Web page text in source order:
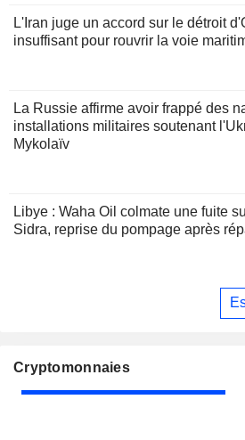
L'Iran juge un accord sur le détroit
insuffisant pour rouvrir la voie
La Russie affirme avoir frappé des
installations militaires soutenant
Mykolaïv
Libye : Waha Oil colmate une fuite
Sidra, reprise du pompage après
Cryptomonnaies